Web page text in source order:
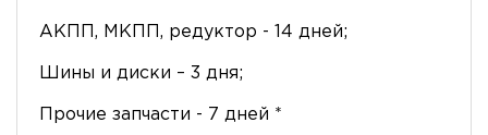
АКПП, МКПП, редуктор - 14 дней;
Шины и диски – 3 дня;
Прочие запчасти - 7 дней *